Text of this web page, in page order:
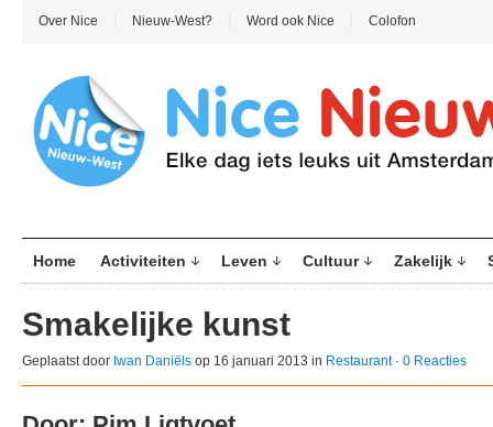
Over Nice Nieuw-West? Word ook Nice Colofon
Home Activiteiten Leven Cultuur Zakelijk
Smakelijke kunst
Geplaatst door Iwan Daniëls op 16 januari 2013 in Restaurant· 0 Reacties